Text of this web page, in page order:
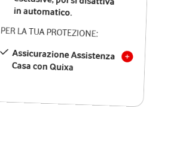
in automatico.
PER LA TUA PROTEZIONE:
Assicurazione Assistenza
Casa con Quixa